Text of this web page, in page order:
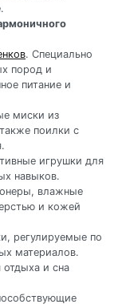
. Специально
пород и
питание и
миски из
поилки с
игрушки для
навыков.
влажные
и кожей
регулируемые по
материалов.
и сна